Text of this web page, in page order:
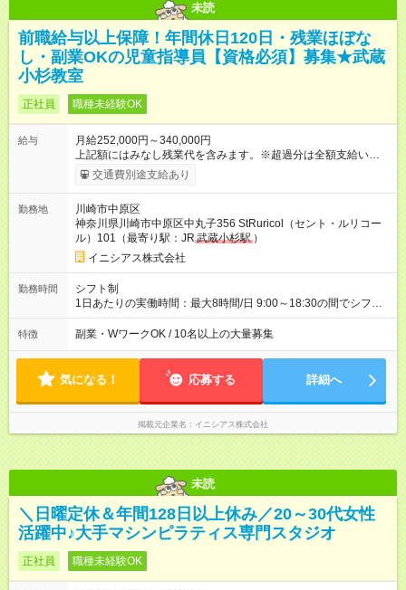
未読
前職給与以上保障！年間休日120日・残業ほぼな
し・副業OKの児童指導員【資格必須】募集★武蔵
小杉教室
正社員 職種未経験OK
給与
月給252,000円～340,000円
上記額にはみなし残業代を含みます。※超過分は全額支給いたし
ます。 みなし残業代 40,000円／月 みなし残業時間 20時間／月
月給25.2万円以上＋各種手当＋賞与年1回 ※上記には固定残業代
は別途支給。実際の残業時間は月10時間ほどです。 ★前職の給
与以上を保証します！ ※前職給与を考慮し、当社規定により決
定します。 ※選考時、直近の源泉徴収票・給与明細の写しのご
提出にご協力ください。 【試用期間】試用期間あり 試用期間の
長さ：3ヶ月 雇用形態、給与は本採用時と同じです。 試用期間
の3ヶ月中の条件変更はありません。
交通費別途支給あり
勤務地
川崎市中原区
神奈川県川崎市中原区中丸子356 StRuricol（セント・ルリコー
ル）101（最寄り駅：JR 武蔵小杉駅 ）
イニシアス株式会社
勤務時間
シフト制
1日あたりの実働時間：最大8時間/日 9:00～18:30の間でシフト
制（実働8ｈ） ※休憩1時間 ※実働 週/40時間 ◎残業は月10時
間ほど。持ち帰り仕事はありません。
特徴 副業・WワークOK / 10名以上の大量募集
気になる！ 応募する 詳細へ
掲載元企業名 イニシアス株式会社
未読
＼日曜定休＆年間128日以上休み／20～30代女性
活躍中♪大手マシンピラティス専門スタジオ
正社員 職種未経験OK